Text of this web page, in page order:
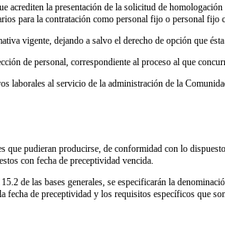
acrediten la presentación de la solicitud de
para la contratación como personal fijo o personal fijo
vigente, dejando a salvo el derecho de opción que ésta
de personal, correspondiente al proceso al que
laborales al servicio de la administración de la
pudieran producirse, de conformidad con lo dispuesto
con fecha de preceptividad vencida.
de las bases generales, se especificarán la
de preceptividad y los requisitos específicos que